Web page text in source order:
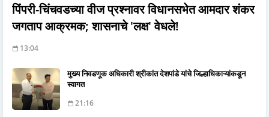
पिंपरी-चिंचवडच्या वीज प्रश्नावर विधानसभेत आमदार शंकर
जगताप आक्रमक; शासनाचे 'लक्ष' वेधले!
13:04
मुख्य निवडणूक अधिकारी श्रीकांत देशपांडे यांचे जिल्हाधिकाऱ्यांकडून
स्वागत
21:16